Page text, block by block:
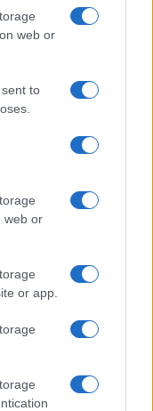
web or
to
web or
or app.
könnyíti
funkciókat kínál,
teljesen
–
róla
funkció, amely
is hiányzik.